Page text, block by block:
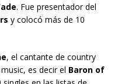
. Fue presentador del
y colocó más de 10
, el cantante de country
es decir el Baron of